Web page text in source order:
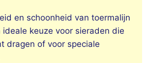
en schoonheid van toermalijn
ideale keuze voor sieraden die
dragen of voor speciale